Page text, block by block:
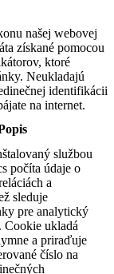
našej webovej
získané pomocou
ktoré
Neukladajú
identifikácii
na internet.
službou
počíta údaje o
a
sleduje
pre analytický
Cookie ukladá
a priraďuje
číslo na